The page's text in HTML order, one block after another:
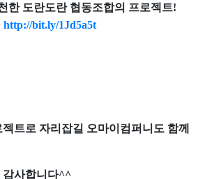
한 도란도란 협동조합의 프로젝트!
http://bit.ly/1Jd5a5t
트로 자리잡길 오마이컴퍼니도 함께
감사합니다^^